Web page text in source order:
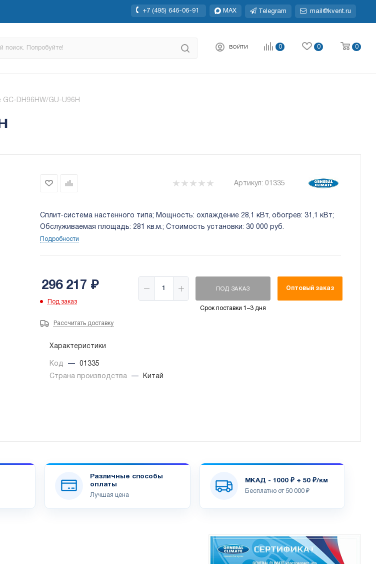
+7 (495) 646-06-91 MAX Telegram mail@kvent.ru
ВОЙТИ 0 0 0
DH96HW/GU-U96H
Артикул: 01335
Сплит-система настенного типа; Мощность: охлаждение 28,1 кВт, обогрев: 31,1 кВт;
Обслуживаемая площадь: 281 кв.м.; Стоимость установки: 30 000 руб.
Подробности
296 217 ₽
Под заказ
ПОД ЗАКАЗ
Срок поставки 1–3 дня
Оптовый заказ
Рассчитать доставку
Характеристики
Код —
01335
Страна производства
— Китай
Различные способы
оплаты
Лучшая цена
МКАД - 1000 ₽ + 50 ₽/км
Бесплатно от 50 000 ₽